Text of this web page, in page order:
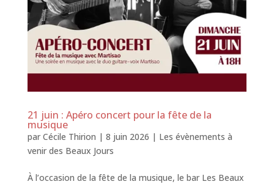
21 juin : Apéro concert pour la fête de la
musique
par Cécile Thirion | 8 juin 2026 | Les évènements à
venir des Beaux Jours
À l’occasion de la fête de la musique, le bar Les Beaux